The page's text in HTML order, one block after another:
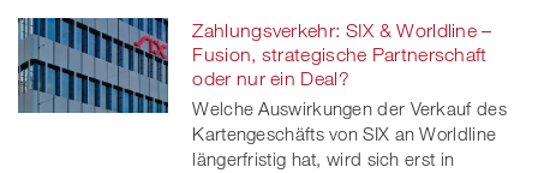
Zahlungsverkehr: SIX & Worldline –
Fusion, strategische Partnerschaft
oder nur ein Deal?
Welche Auswirkungen der Verkauf des
Kartengeschäfts von SIX an Worldline
längerfristig hat, wird sich erst in